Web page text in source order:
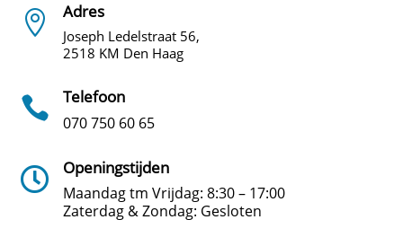
 Adres
Joseph Ledelstraat 56,
2518 KM Den Haag
 Telefoon
070 750 60 65
 Openingstijden
Maandag tm Vrijdag: 8:30 – 17:00
Zaterdag & Zondag: Gesloten